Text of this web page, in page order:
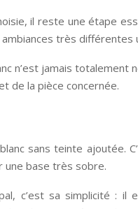
il reste une étape
très différentes
n’est jamais
de la pièce concernée.
sans teinte ajoutée.
une base très sobre.
c’est sa simplicité :